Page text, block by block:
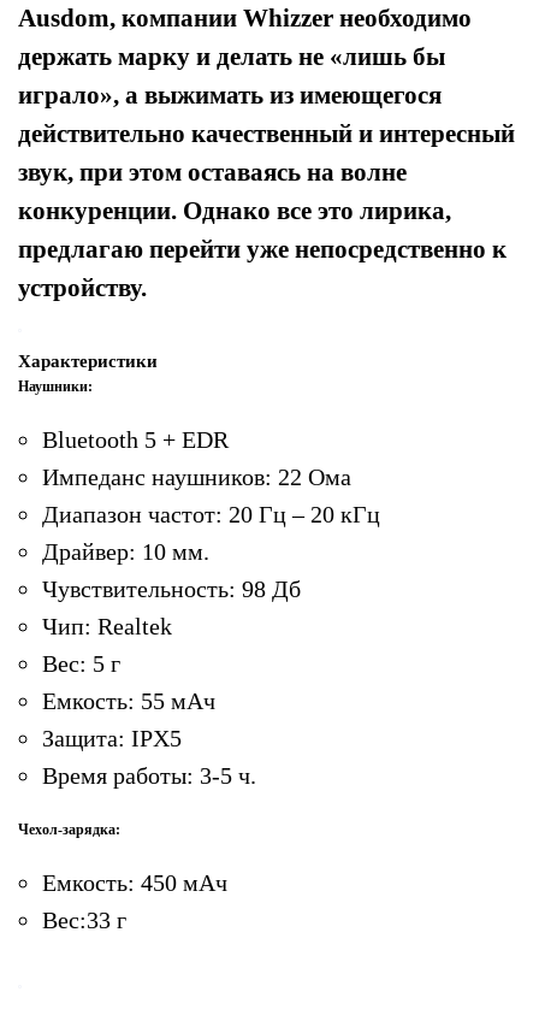
Ausdom, компании Whizzer необходимо
держать марку и делать не «лишь бы
играло», а выжимать из имеющегося
действительно качественный и интересный
звук, при этом оставаясь на волне
конкуренции. Однако все это лирика,
предлагаю перейти уже непосредственно к
устройству.
Характеристики
Наушники:
Bluetooth 5 + EDR
Импеданс наушников: 22 Ома
Диапазон частот: 20 Гц – 20 кГц
Драйвер: 10 мм.
Чувствительность: 98 Дб
Чип: Realtek
Вес: 5 г
Емкость: 55 мАч
Защита: IPX5
Время работы: 3-5 ч.
Чехол-зарядка:
Емкость: 450 мАч
Вес:33 г